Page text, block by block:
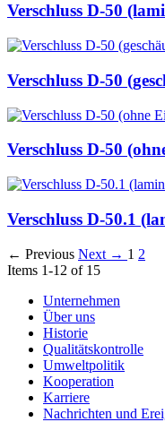
Verschluss D-50
Verschluss D-50
Verschluss D-50
Verschluss D-50.1
← Previous Next → 1 2
Items 1-12 of 15
Unternehmen
Über uns
Historie
Qualitätskontrolle
Umweltpolitik
Kooperation
Karriere
Nachrichten und